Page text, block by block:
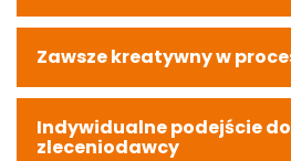
Zawsze kreatywny w
Indywidualne podejście
zleceniodawcy